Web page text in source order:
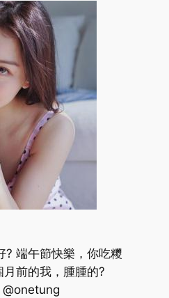
? 端午節快樂，你吃糭
前的我，腫腫的?